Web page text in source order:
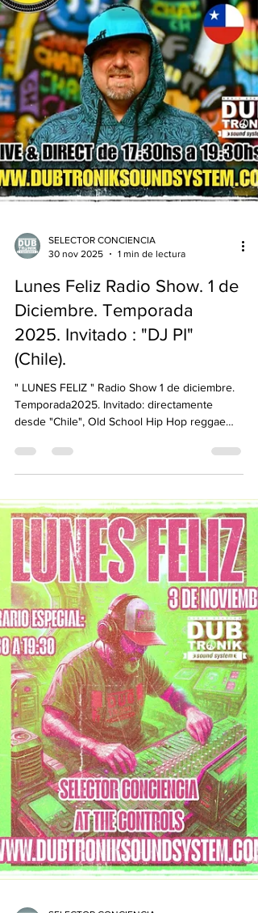
30 nov 2025
Lunes Feliz Radio Show. 1 de
Diciembre. Temporada
2025. Invitado : "DJ PI"
" LUNES FELIZ " Radio Show 1 de diciembre.
Temporada2025. Invitado: directamente
desde "Chile", Old School Hip Hop reggae
Deejay, Edgardo Palma aka " Dj Pi ", Mix
Master Pi or Don Dada Pi , Turntablist & Party
Rocker! Selector en Illuminaty sound crew
(Suiza). Graphic Designer & Party Promoter!
Snowboard Addict & Cat Lover! @
selectorconciencia at the controls Horario
esp